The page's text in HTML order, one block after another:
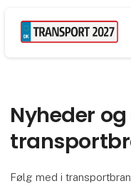
Nyheder
Følg med i